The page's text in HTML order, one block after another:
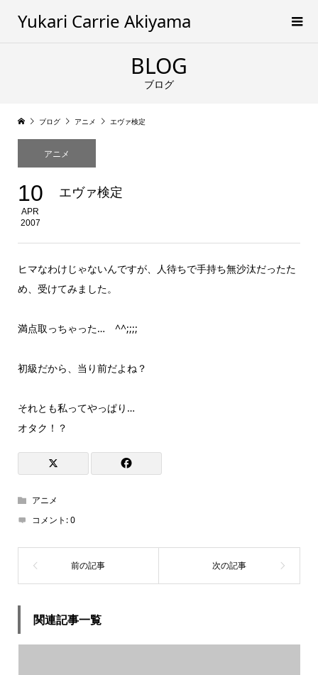
Yukari Carrie Akiyama
BLOG
ブログ
ブログ アニメ エヴァ検定
アニメ
10
APR
2007
エヴァ検定
ヒマなわけじゃないんですが、人待ちで手持ち無沙汰だったた
め、受けてみました。
満点取っちゃった… ^^;;;;
初級だから、当り前だよね？
それとも私ってやっぱり…
オタク！？
アニメ
コメント:0
関連記事一覧